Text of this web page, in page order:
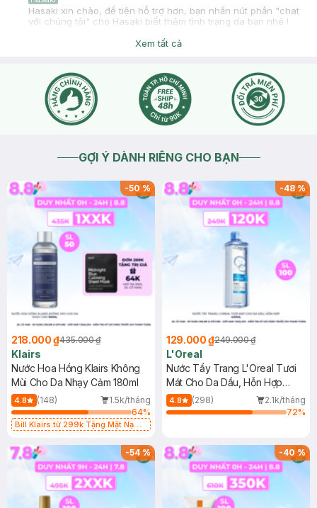
Hasaki xin chào, để tiện hỗ trợ hơn, bạn nhấn nút phần "chat
với chúng tôi" cho Hasaki biết thêm tình trạng da bạn nhé !
Xem tất cả
GỢI Ý DÀNH RIÊNG CHO BẠN
-50%
218.000 ₫435.000 ₫
Klairs
Nước Hoa Hồng Klairs Không
Mùi Cho Da Nhạy Cảm 180ml
4.8 (148)
1.5k/tháng
64%
Bill Klairs từ 299k Tặng Mặt Nạ
25ml (SL Có Hạn)
-48%
129.000 ₫249.000 ₫
L'Oreal
Nước Tẩy Trang L'Oreal Tươi
Mát Cho Da Dầu, Hỗn Hợp
400ml
4.8 (298)
2.1k/tháng
72%
-54% -40%